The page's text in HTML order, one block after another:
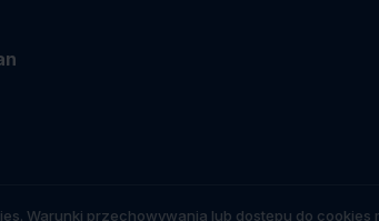
Warunki przechowywania lub dostępu do